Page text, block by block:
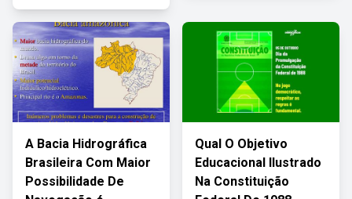
A Bacia Hidrográfica
Brasileira Com Maior
Possibilidade De
Qual O Objetivo
Educacional Ilustrado
Na Constituição